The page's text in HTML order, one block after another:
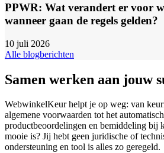
PPWR: Wat verandert er voor
wanneer gaan de regels gelden?
10 juli 2026
Alle blogberichten
Samen werken aan jouw
WebwinkelKeur helpt je op weg: van
algemene voorwaarden tot het
productbeoordelingen en bemiddeling bij
mooie is? Jij hebt geen juridische of
ondersteuning en tool is alles zo geregeld.